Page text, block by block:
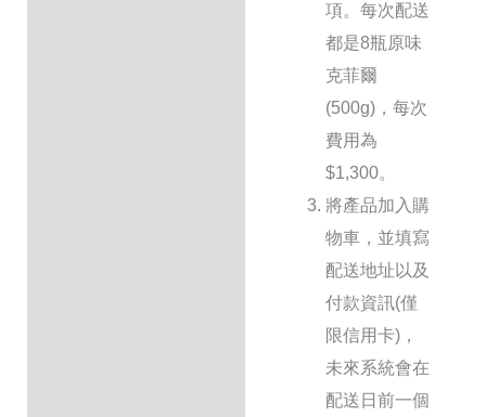
項。每次配送
都是8瓶原味
克菲爾
(500g)，每次
費用為
$1,300。
將產品加入購
物車，並填寫
配送地址以及
付款資訊(僅
限信用卡)，
未來系統會在
配送日前一個